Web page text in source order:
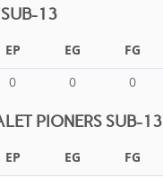
13
EP EG FG
0 0 0
PIONERS SUB-13
EP EG FG